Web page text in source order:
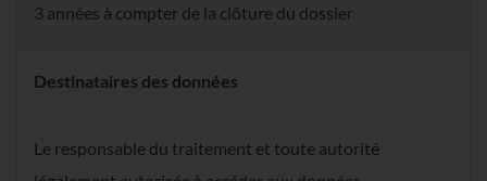
3 années à compter de la clôture du dossier
Destinataires des données
Le responsable du traitement et toute autorité